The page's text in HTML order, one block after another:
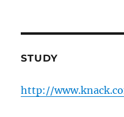
STUDY
http://